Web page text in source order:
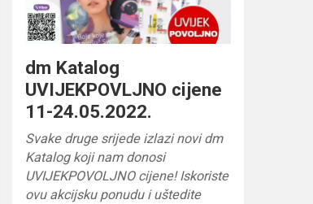
dm Katalog
UVIJEKPOVLJNO cijene
11-24.05.2022.
Svake druge srijede izlazi novi dm
Katalog koji nam donosi
UVIJEKPOVOLJNO cijene! Iskoriste
ovu akcijsku ponudu i uštedite